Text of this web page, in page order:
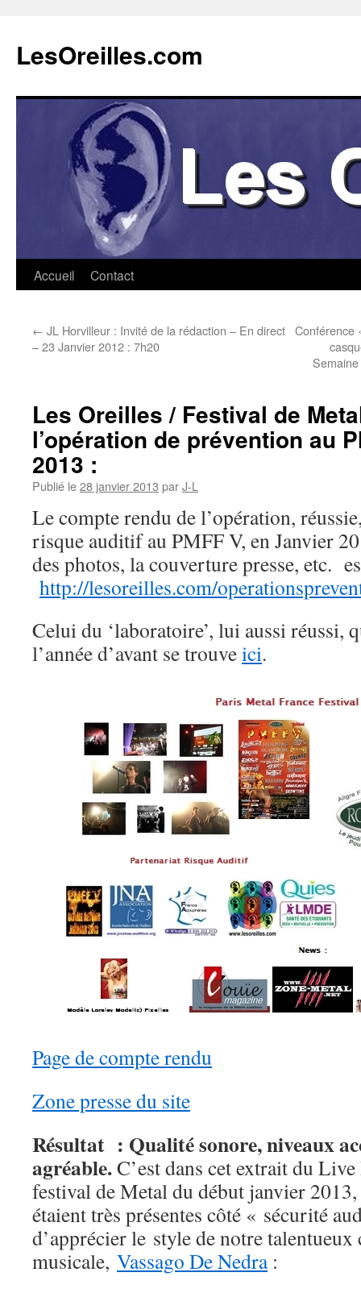
contenu
LesOreilles.com
Accueil Contact
← JL Horvilleur : Invité de la rédaction – En direct
– 23 Janvier 2012 : 7h20
Conférence
Les Oreilles / Festival de
l’opération de prévention au
2013 :
Publié le28 janvier 2013 parJ-L
Le compte rendu de l’opération,
risque auditif au PMFF V, en Janvier
des photos, la couverture presse, etc.
http://lesoreilles.com/
Celui du ‘laboratoire’, lui aussi réussi,
l’année d’avant se trouveici.
Page de compte rendu
Zone presse du site
Résultat : Qualité sonore, niveaux
agréable.C’est dans cet extrait du
festival de Metal du début janvier
étaient très présentes côté « sécurité
d’apprécier le style de notre talentueux
musicale, Vassago De Nedra: